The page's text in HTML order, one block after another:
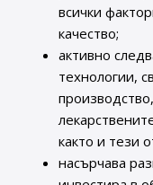
всички
качество;
активно
технологии,
както и тези
насърчава